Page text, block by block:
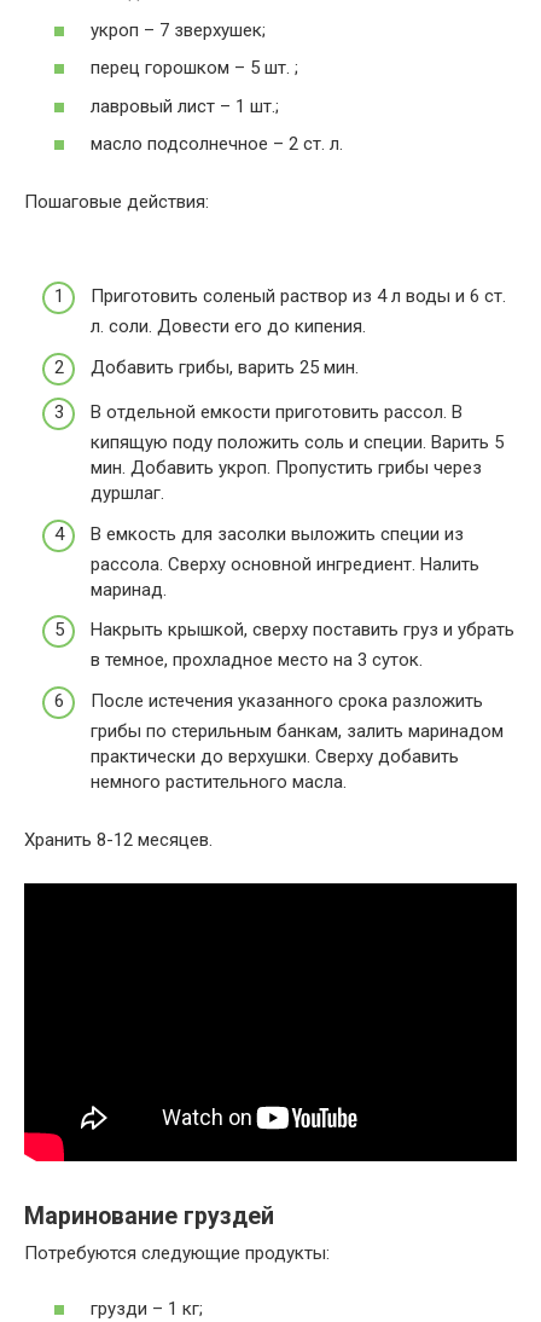
укроп – 7 зверхушек;
перец горошком – 5 шт. ;
лавровый лист – 1 шт.;
масло подсолнечное – 2 ст. л.
Пошаговые действия:
Приготовить соленый раствор из 4 л воды и 6 ст.
л. соли. Довести его до кипения.
Добавить грибы, варить 25 мин.
В отдельной емкости приготовить рассол. В
кипящую поду положить соль и специи. Варить 5
мин. Добавить укроп. Пропустить грибы через
дуршлаг.
В емкость для засолки выложить специи из
рассола. Сверху основной ингредиент. Налить
маринад.
Накрыть крышкой, сверху поставить груз и убрать
в темное, прохладное место на 3 суток.
После истечения указанного срока разложить
грибы по стерильным банкам, залить маринадом
практически до верхушки. Сверху добавить
немного растительного масла.
Хранить 8-12 месяцев.
Маринование груздей
Потребуются следующие продукты:
грузди – 1 кг;